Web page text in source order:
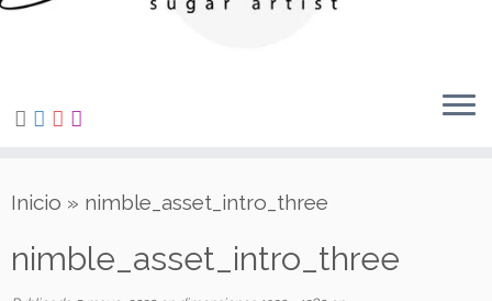
Inicio » nimble_asset_intro_three
nimble_asset_intro_three